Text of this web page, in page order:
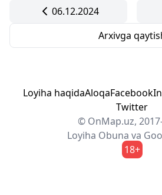
06.12.2024
Arxivga
Loyiha haqidaAloqaFacebook
Twitter
© OnMap.uz,
Loyiha Obuna va
18+